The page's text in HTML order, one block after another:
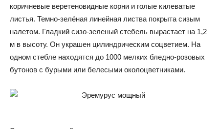
коричневые веретеновидные корни и голые килеватые
листья. Темно-зелёная линейная листва покрыта сизым
налетом. Гладкий сизо-зеленый стебель вырастает на 1,2
м в высоту. Он украшен цилиндрическим соцветием. На
одном стебле находятся до 1000 мелких бледно-розовых
бутонов с бурыми или белесыми околоцветниками.